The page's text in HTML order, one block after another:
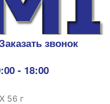
звонок
- 18:00
56 г